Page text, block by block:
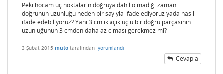
Peki hocam uç noktaların doğruya dahil olmadığı zaman
doğrunun uzunluğu neden bir sayıyla ifade ediyoruz yada nasıl
ifade edebiliyoruz? Yani 3 cmlik açık uçlu bir doğru parçasının
uzunluğunun 3 cmden daha az olması gerekmez mi?
3 Şubat 2015 muto tarafından yorumlandı
Cevapla